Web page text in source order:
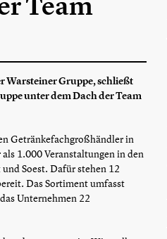
Team
Warsteiner Gruppe, schließt
unter dem Dach der Team
Getränkefachgroßhändler in
1.000 Veranstaltungen in den
Soest. Dafür stehen 12
Das Sortiment umfasst
Unternehmen 22